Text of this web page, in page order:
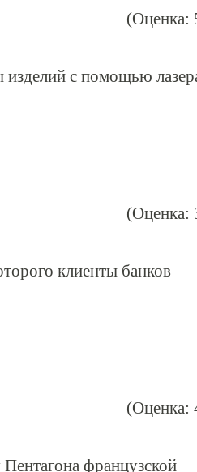
(Оценка:
изделий с помощью
(Оценка:
клиенты банков
(Оценка:
французской